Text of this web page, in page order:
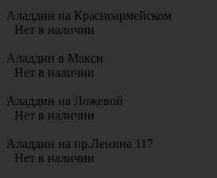
Аладдин на Красноармейском
Нет в наличии
Аладдин в Макси
Нет в наличии
Аладдин на Ложевой
Нет в наличии
Аладдин на пр.Ленина 117
Нет в наличии